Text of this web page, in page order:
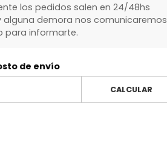
los pedidos salen en 24/48hs
alguna demora nos comunicaremos
para informarte.
de envío
CALCULAR